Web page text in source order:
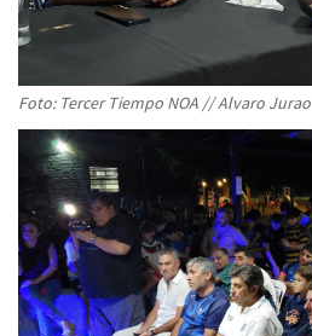
Foto: Tercer Tiempo NOA // Alvaro Jurao